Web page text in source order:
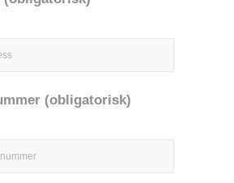
(obligatorisk)